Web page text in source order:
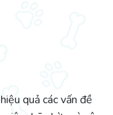
quả các vấn đề